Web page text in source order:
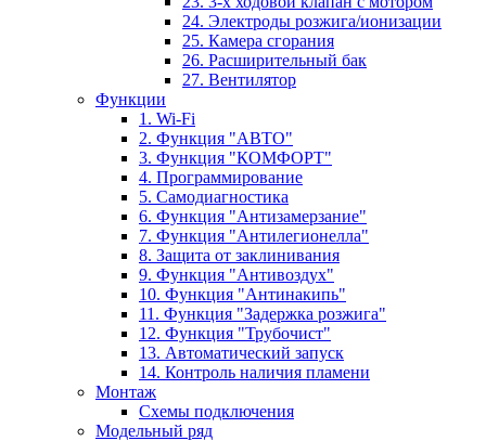
24. Электроды розжига/ионизации
25. Камера сгорания
26. Расширительный бак
27. Вентилятор
Функции
1. Wi-Fi
2. Функция "АВТО"
3. Функция "КОМФОРТ"
4. Программирование
5. Самодиагностика
6. Функция "Антизамерзание"
7. Функция "Антилегионелла"
8. Защита от заклинивания
9. Функция "Антивоздух"
10. Функция "Антинакипь"
11. Функция "Задержка розжига"
12. Функция "Трубочист"
13. Автоматический запуск
14. Контроль наличия пламени
Монтаж
Схемы подключения
Модельный ряд